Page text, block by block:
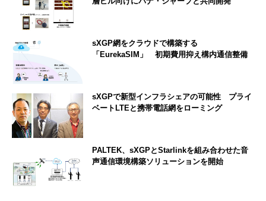
sXGP網をクラウドで構築する
「EurekaSIM」 初期費用抑え構内通信整備
sXGPで新型インフラシェアの可能性 プライ
ベートLTEと携帯電話網をローミング
PALTEK、sXGPとStarlinkを組み合わせた音
声通信環境構築ソリューションを開始